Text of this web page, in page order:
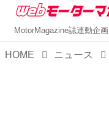
MotorMagazine誌連動企画
HOME ニュース